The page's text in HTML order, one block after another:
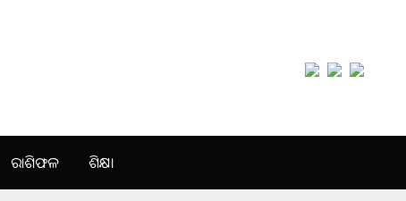
ରାଶିଫଳ ଶିକ୍ଷା